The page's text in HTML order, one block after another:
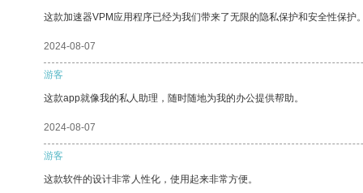
这款加速器VPM应用程序已经为我们带来了无限的隐私保护和安全性保护
2024-08-07
游客
这款app就像我的私人助理，随时随地为我的办公提供帮助。
2024-08-07
游客
这款软件的设计非常人性化，使用起来非常方便。